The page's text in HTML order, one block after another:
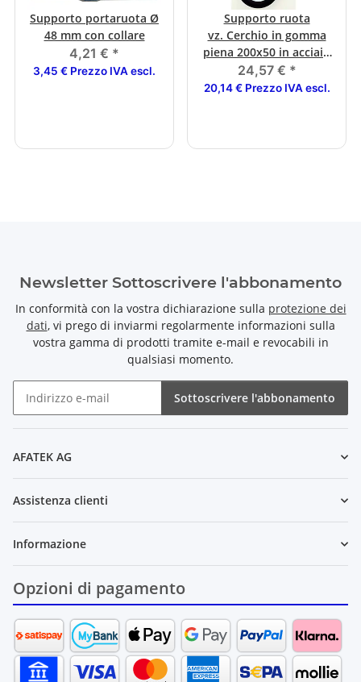
Supporto portaruota Ø
48 mm con collare
4,21 € *
3,45 € Prezzo IVA escl.
Supporto ruota
vz. Cerchio in gomma
piena 200x50 in acciaio
150 kg
24,57 € *
20,14 € Prezzo IVA escl.
Newsletter Sottoscrivere l'abbonamento
In conformità con la vostra dichiarazione sulla protezione dei
dati, vi prego di inviarmi regolarmente informazioni sulla
vostra gamma di prodotti tramite e-mail e revocabili in
qualsiasi momento.
Sottoscrivere l'abbonamento
AFATEK AG
Assistenza clienti
Informazione
Opzioni di pagamento